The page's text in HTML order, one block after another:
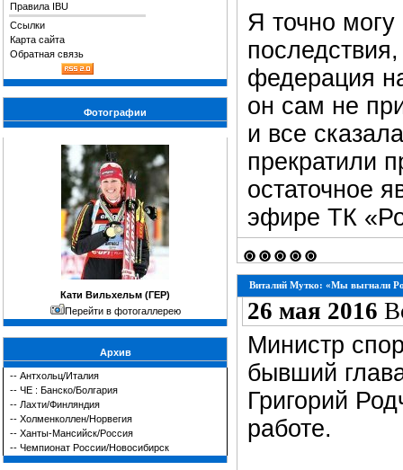
Правила IBU
Ссылки
Карта сайта
Обратная связь
Фотографии
Кати Вильхельм (ГЕР)
Перейти в фотогаллерею
Архив
-- Антхольц/Италия
-- ЧЕ : Банско/Болгария
-- Лахти/Финляндия
-- Холменколлен/Норвегия
-- Ханты-Мансийск/Россия
-- Чемпионат России/Новосибирск
Я точно могу
федерация
он сам не
и все
прекратили
остаточное
эфире ТК
Виталий Мутко: «Мы выгнали
26 мая 2016
Министр
бывший
Григорий
работе.